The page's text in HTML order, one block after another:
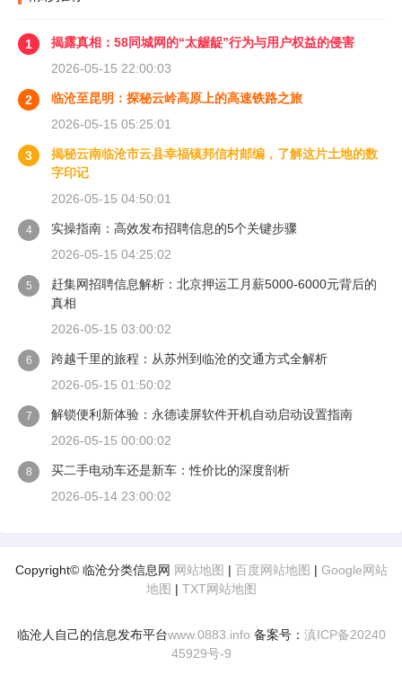
1
揭露真相：58同城网的“太龌龊”行为与用户权益的侵害
2026-05-15 22:00:03
2
临沧至昆明：探秘云岭高原上的高速铁路之旅
2026-05-15 05:25:01
3
揭秘云南临沧市云县幸福镇邦信村邮编，了解这片土地的数
字印记
2026-05-15 04:50:01
4
实操指南：高效发布招聘信息的5个关键步骤
2026-05-15 04:25:02
5
赶集网招聘信息解析：北京押运工月薪5000-6000元背后的
真相
2026-05-15 03:00:02
6
跨越千里的旅程：从苏州到临沧的交通方式全解析
2026-05-15 01:50:02
7
解锁便利新体验：永德读屏软件开机自动启动设置指南
2026-05-15 00:00:02
8
买二手电动车还是新车：性价比的深度剖析
2026-05-14 23:00:02
Copyright© 临沧分类信息网 网站地图 | 百度网站地图 | Google网站
地图 | TXT网站地图
临沧人自己的信息发布平台www.0883.info 备案号： 滇ICP备20240
45929号-9